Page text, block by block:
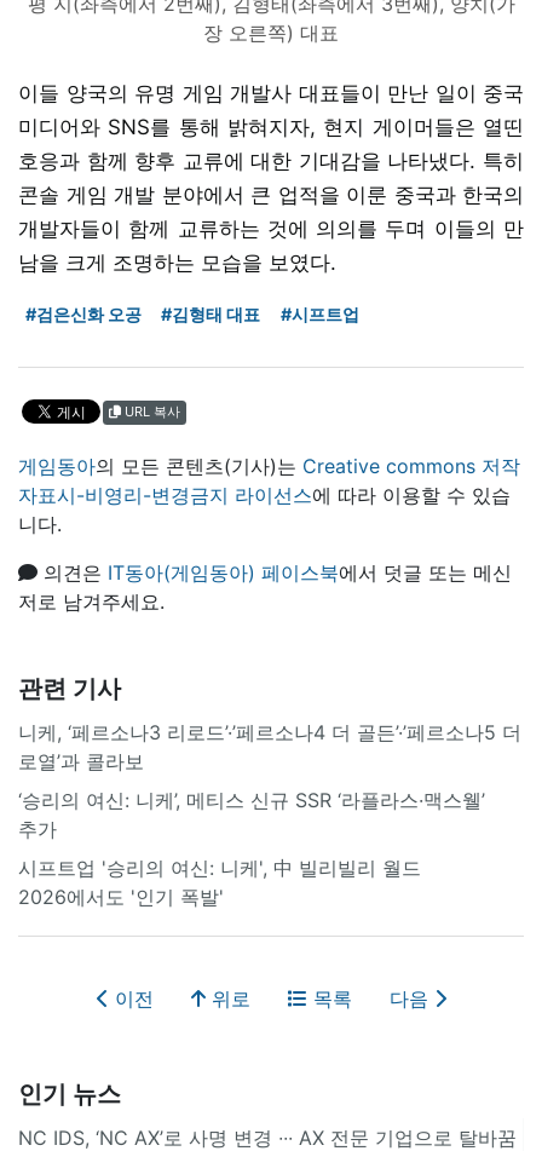
장 오른쪽) 대표
이들 양국의 유명 게임 개발사 대표들이 만난 일이 중국
미디어와 SNS를 통해 밝혀지자, 현지 게이머들은 열띤
호응과 함께 향후 교류에 대한 기대감을 나타냈다. 특히
콘솔 게임 개발 분야에서 큰 업적을 이룬 중국과 한국의
개발자들이 함께 교류하는 것에 의의를 두며 이들의 만
남을 크게 조명하는 모습을 보였다.
#검은신화 오공 #김형태 대표 #시프트업
URL 복사
게임동아의 모든 콘텐츠(기사)는 Creative commons 저작
자표시-비영리-변경금지 라이선스에 따라 이용할 수 있습
니다.
의견은 IT동아(게임동아) 페이스북에서 덧글 또는 메신
저로 남겨주세요.
관련 기사
니케, ‘페르소나3 리로드’·’페르소나4 더 골든’·’페르소나5 더
로열’과 콜라보
‘승리의 여신: 니케’, 메티스 신규 SSR ‘라플라스·맥스웰’
추가
시프트업 '승리의 여신: 니케', 中 빌리빌리 월드
2026에서도 '인기 폭발'
이전 위로 목록 다음
인기 뉴스
NC IDS, ‘NC AX’로 사명 변경 ∙∙∙ AX 전문 기업으로 탈바꿈